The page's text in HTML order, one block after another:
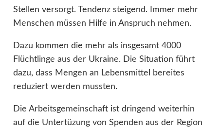
Stellen versorgt. Tendenz steigend. Immer mehr
Menschen müssen Hilfe in Anspruch nehmen.
Dazu kommen die mehr als insgesamt 4000
Flüchtlinge aus der Ukraine. Die Situation führt
dazu, dass Mengen an Lebensmittel bereites
reduziert werden mussten.
Die Arbeitsgemeinschaft ist dringend weiterhin
auf die Untertüzung von Spenden aus der Region